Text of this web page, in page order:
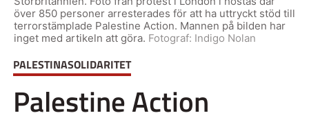
PALESTINASOLIDARITET
Palestine Action
över 850 personer arresterades för att ha uttryckt stöd till
terrorstämplade Palestine Action. Mannen på bilden har
inget med artikeln att göra. Fotograf: Indigo Nolan